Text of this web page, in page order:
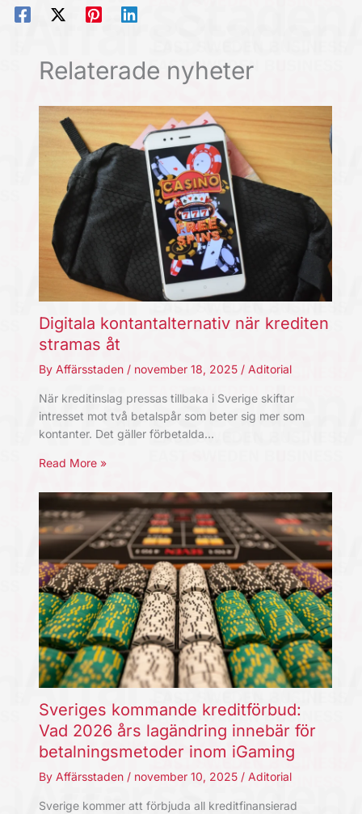
Relaterade nyheter
Digitala kontantalternativ när krediten
stramas åt
By Affärsstaden / november 18, 2025 / Aditorial
När kreditinslag pressas tillbaka i Sverige skiftar
intresset mot två betalspår som beter sig mer som
kontanter. Det gäller förbetalda…
Read More »
Sveriges kommande kreditförbud:
Vad 2026 års lagändring innebär för
betalningsmetoder inom iGaming
By Affärsstaden / november 10, 2025 / Aditorial
Sverige kommer att förbjuda all kreditfinansierad